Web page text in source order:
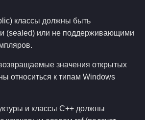
классы должны быть
(sealed) или не поддерживающими
значения открытых
относиться к типам Windows
и классы C++ должны